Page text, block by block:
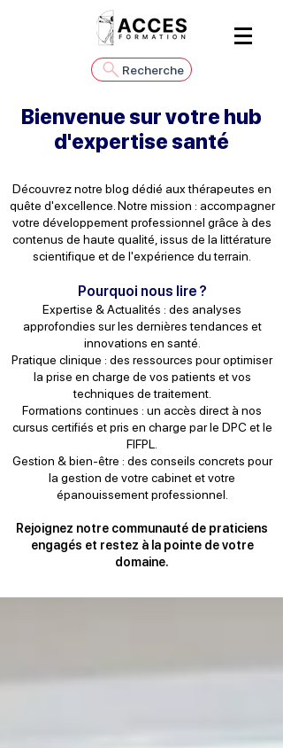
Recherche
Bienvenue sur votre hub
d'expertise santé
Découvrez notre blog dédié aux thérapeutes en
quête d'excellence. Notre mission : accompagner
votre développement professionnel grâce à des
contenus de haute qualité, issus de la littérature
scientifique et de l'expérience du terrain.
Pourquoi nous lire ?
Expertise & Actualités : des analyses
approfondies sur les dernières tendances et
innovations en santé.
Pratique clinique : des ressources pour optimiser
la prise en charge de vos patients et vos
techniques de traitement.
Formations continues : un accès direct à nos
cursus certifiés et pris en charge par le DPC et le
FIFPL.
Gestion & bien-être : des conseils concrets pour
la gestion de votre cabinet et votre
épanouissement professionnel.
Rejoignez notre communauté de praticiens
engagés et restez à la pointe de votre
domaine.